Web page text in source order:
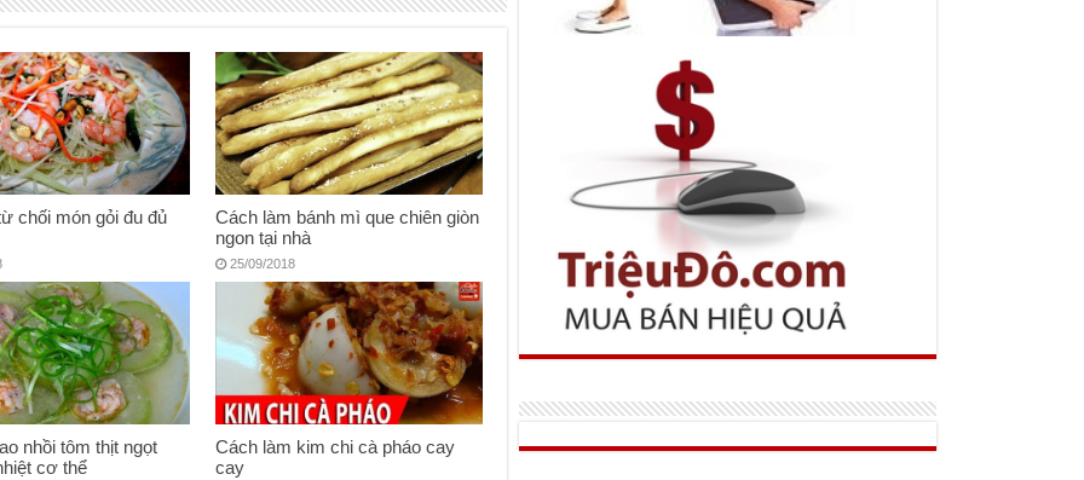
chối món gỏi đu đủ
Cách làm bánh mì que chiên giòn
ngon tại nhà
25/09/2018
nhồi tôm thịt ngọt
cơ thể
Cách làm kim chi cà pháo cay
cay